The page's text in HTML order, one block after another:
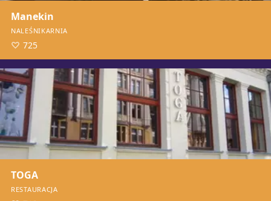
Manekin
NALEŚNIKARNIA
725
TOGA
RESTAURACJA